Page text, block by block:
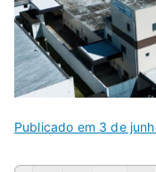
Publicado em 3 de